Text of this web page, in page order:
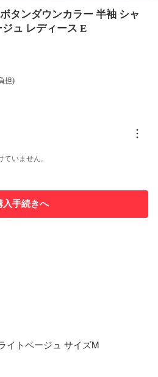
タンダウンカラー 半袖 シャ
ュ レディース E
担)
いません。
入手続きへ
イトベージュ サイズM